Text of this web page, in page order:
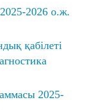
2026 о.ж.
қабілеті
2025-